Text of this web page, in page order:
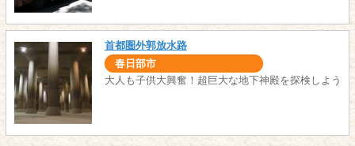
首都圏外郭放水路
春日部市
大人も子供大興奮！超巨大な地下神殿を探検しよう